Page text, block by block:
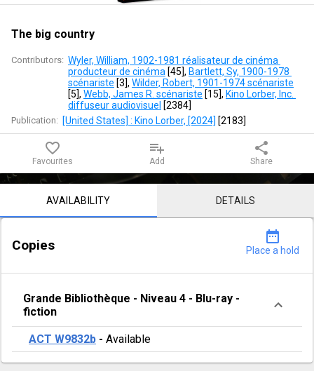
The big country
Contributors: Wyler, William, 1902-1981 réalisateur de cinéma
producteur de cinéma [45], Bartlett, Sy, 1900-1978
scénariste [3], Wilder, Robert, 1901-1974 scénariste
[5], Webb, James R. scénariste [15], Kino Lorber, Inc.
diffuseur audiovisuel [2384]
Publication: [United States] : Kino Lorber, [2024] [2183]
favorite_border
Favourites
playlist_add
Add
share
Share
Notice content
AVAILABILITY DETAILS
Copies
date_range
Place a hold
Grande Bibliothèque - Niveau 4 - Blu-ray -
fiction
ACT W9832b - Available